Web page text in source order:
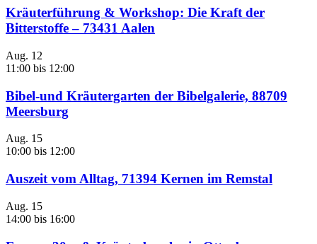
Kräuterführung & Workshop: Die Kraft der
Bitterstoffe – 73431 Aalen
Aug. 12
11:00 bis 12:00
Bibel-und Kräutergarten der Bibelgalerie, 88709
Meersburg
Aug. 15
10:00 bis 12:00
Auszeit vom Alltag, 71394 Kernen im Remstal
Aug. 15
14:00 bis 16:00